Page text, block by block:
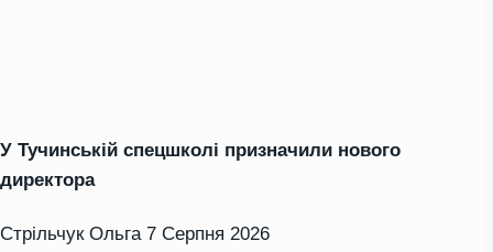
У Тучинській спецшколі призначили нового
директора
Стрільчук Ольга 7 Серпня 2026